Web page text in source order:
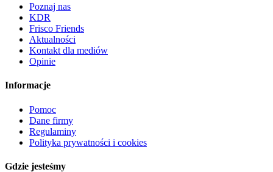
Poznaj nas
KDR
Frisco Friends
Aktualności
Kontakt dla mediów
Opinie
Informacje
Pomoc
Dane firmy
Regulaminy
Polityka prywatności i cookies
Gdzie jesteśmy